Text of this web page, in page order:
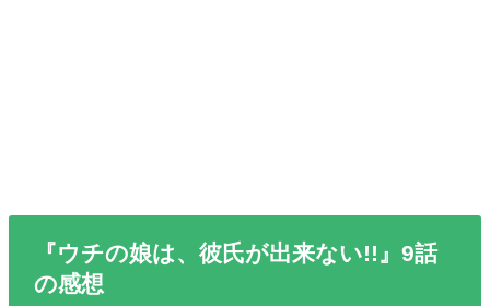
『ウチの娘は、彼氏が出来ない!!』9話
の感想